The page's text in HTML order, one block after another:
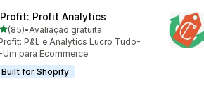
Profit Analytics
5 estrelas
(85) ao todo
•Avaliação gratuita
P&L e Analytics Lucro Tudo-
para Ecommerce
Built for Shopify